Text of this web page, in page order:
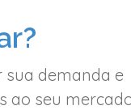
sua demanda e
ao seu